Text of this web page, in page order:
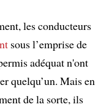
les conducteurs
sous l’emprise de
adéquat n'ont
quelqu’un. Mais en
de la sorte, ils